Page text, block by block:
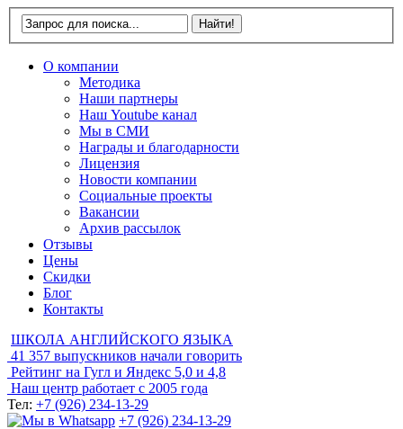
О компании
Методика
Наши партнеры
Наш Youtube канал
Мы в СМИ
Награды и благодарности
Лицензия
Новости компании
Социальные проекты
Вакансии
Архив рассылок
Отзывы
Цены
Скидки
Блог
Контакты
ШКОЛА АНГЛИЙСКОГО ЯЗЫКА
41 357 выпускников начали говорить
Рейтинг на Гугл и Яндекс 5,0 и 4,8
Наш центр работает с 2005 года
Тел: +7 (926) 234-13-29
+7 (926) 234-13-29